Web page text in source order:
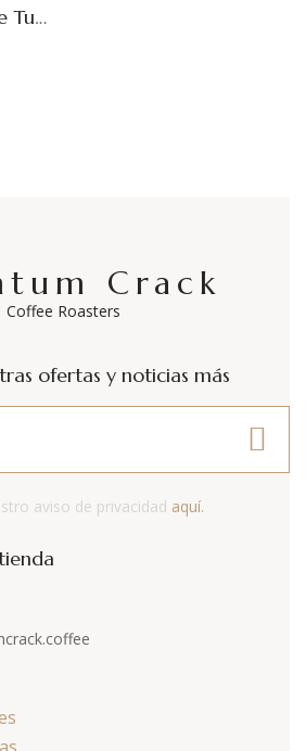
Curso Presencial de Tueste, Mayo 2026.
Crack
Coffee Roasters
ofertas y noticias más
aviso de privacidad aquí.